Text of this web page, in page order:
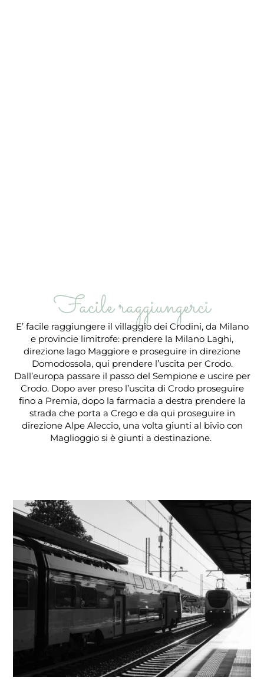
Facile raggiungerci
E’ facile raggiungere il villaggio dei Crodini, da Milano
e provincie limitrofe: prendere la Milano Laghi,
direzione lago Maggiore e proseguire in direzione
Domodossola, qui prendere l’uscita per Crodo.
Dall’europa passare il passo del Sempione e uscire per
Crodo. Dopo aver preso l’uscita di Crodo proseguire
fino a Premia, dopo la farmacia a destra prendere la
strada che porta a Crego e da qui proseguire in
direzione Alpe Aleccio, una volta giunti al bivio con
Maglioggio si è giunti a destinazione.